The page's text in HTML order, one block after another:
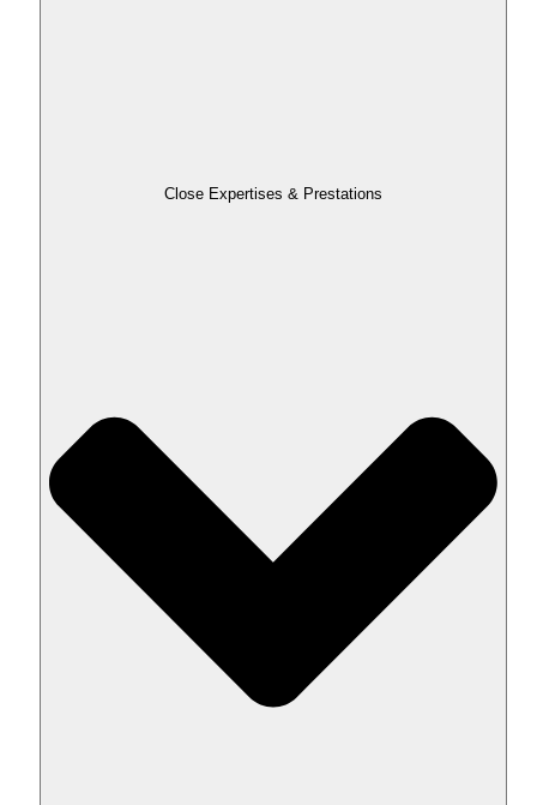
Close Expertises & Prestations